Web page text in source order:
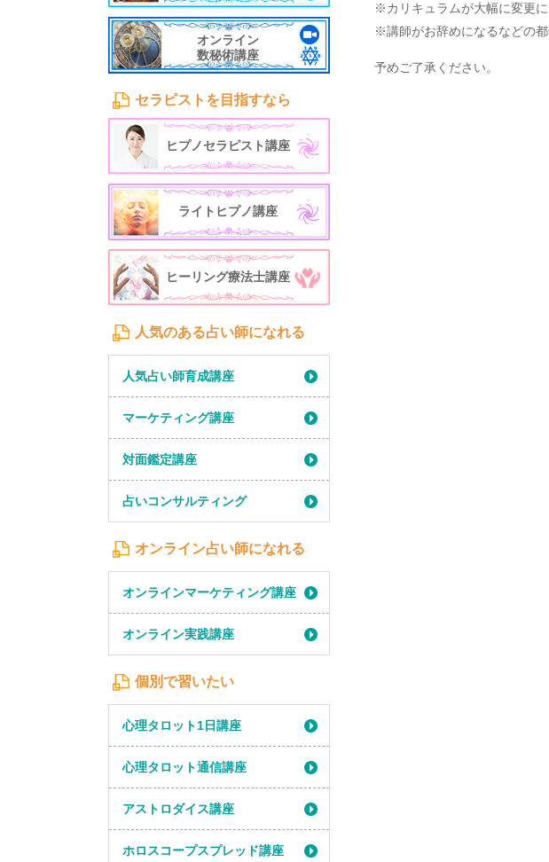
※カリキュラムが大幅に変更に
※講師がお辞めになるなどの
予めご了承ください。
オンライン
数秘術講座
セラピストを目指すなら
ヒプノセラピスト講座
ライトヒプノ講座
ヒーリング療法士講座
人気のある占い師になれる
人気占い師育成講座
マーケティング講座
対面鑑定講座
占いコンサルティング
オンライン占い師になれる
オンラインマーケティング講座
オンライン実践講座
個別で習いたい
心理タロット1日講座
心理タロット通信講座
アストロダイス講座
ホロスコープスプレッド講座